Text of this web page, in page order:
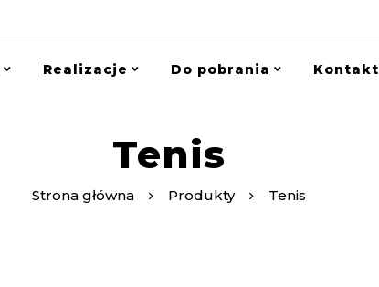
Realizacje Do pobrania Kontakt
Tenis
Strona główna Produkty Tenis